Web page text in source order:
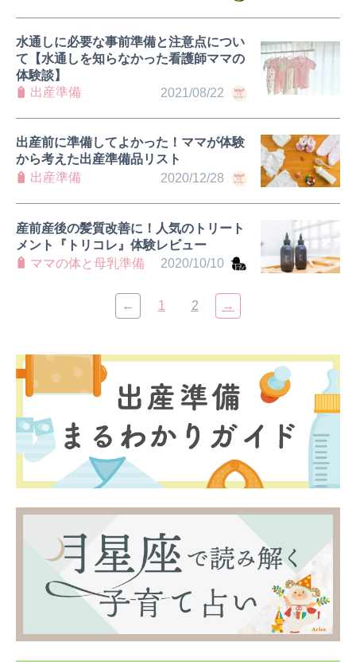
2021/08/22
水通しに必要な事前準備と注意点につい
て【水通しを知らなかった看護師ママの
体験談】
出産準備
2020/12/28
出産前に準備してよかった！ママが体験
から考えた出産準備品リスト
出産準備
2020/10/10
産前産後の髪質改善に！人気のトリート
メント『トリコレ』体験レビュー
ママの体と母乳準備
← 1 2 →